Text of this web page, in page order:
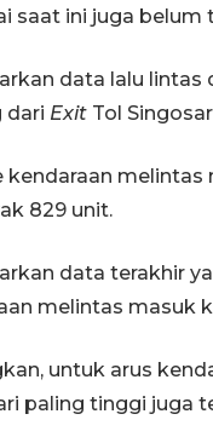
saat ini juga
data lalu lintas
dari Exit Tol
kendaraan melintas
829 unit.
data terakhir
melintas masuk
untuk arus
paling tinggi juga